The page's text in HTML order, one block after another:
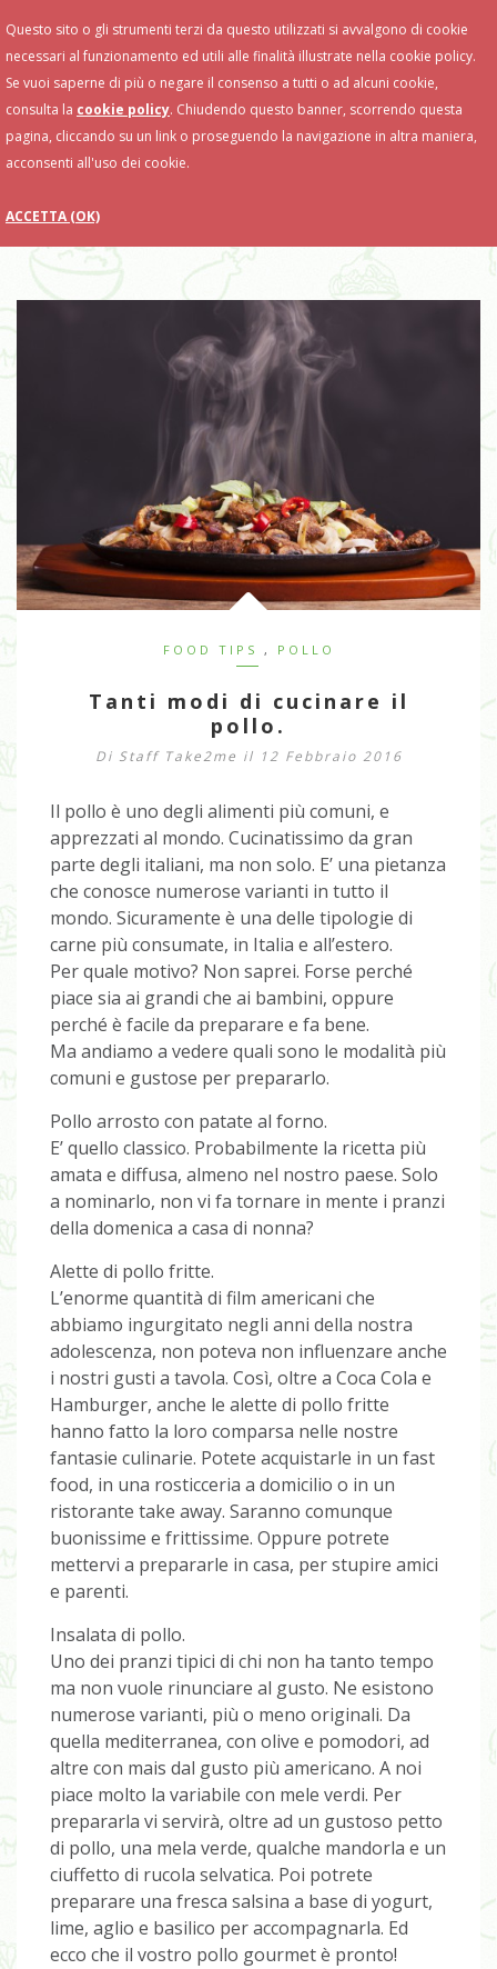
Toggle
Navigation
FOOD TIPS , POLLO
Tanti modi di cucinare il
pollo.
Di Staff Take2me il 12 Febbraio 2016
Il pollo è uno degli alimenti più comuni, e
apprezzati al mondo. Cucinatissimo da gran
parte degli italiani, ma non solo. E’ una pietanza
che conosce numerose varianti in tutto il
mondo. Sicuramente è una delle tipologie di
carne più consumate, in Italia e all’estero.
Per quale motivo? Non saprei. Forse perché
piace sia ai grandi che ai bambini, oppure
perché è facile da preparare e fa bene.
Ma andiamo a vedere quali sono le modalità più
comuni e gustose per prepararlo.
Pollo arrosto con patate al forno.
E’ quello classico. Probabilmente la ricetta più
amata e diffusa, almeno nel nostro paese. Solo
a nominarlo, non vi fa tornare in mente i pranzi
della domenica a casa di nonna?
Alette di pollo fritte.
L’enorme quantità di film americani che
abbiamo ingurgitato negli anni della nostra
adolescenza, non poteva non influenzare anche
i nostri gusti a tavola. Così, oltre a Coca Cola e
Hamburger, anche le alette di pollo fritte
hanno fatto la loro comparsa nelle nostre
fantasie culinarie. Potete acquistarle in un fast
food, in una rosticceria a domicilio o in un
ristorante take away. Saranno comunque
buonissime e frittissime. Oppure potrete
mettervi a prepararle in casa, per stupire amici
e parenti.
Insalata di pollo.
Uno dei pranzi tipici di chi non ha tanto tempo
ma non vuole rinunciare al gusto. Ne esistono
numerose varianti, più o meno originali. Da
quella mediterranea, con olive e pomodori, ad
altre con mais dal gusto più americano. A noi
piace molto la variabile con mele verdi. Per
prepararla vi servirà, oltre ad un gustoso petto
di pollo, una mela verde, qualche mandorla e un
ciuffetto di rucola selvatica. Poi potrete
preparare una fresca salsina a base di yogurt,
lime, aglio e basilico per accompagnarla. Ed
ecco che il vostro pollo gourmet è pronto!
Questo sito o gli strumenti terzi da questo utilizzati si avvalgono di cookie
necessari al funzionamento ed utili alle finalità illustrate nella cookie policy.
Se vuoi saperne di più o negare il consenso a tutti o ad alcuni cookie,
consulta la cookie policy. Chiudendo questo banner, scorrendo questa
pagina, cliccando su un link o proseguendo la navigazione in altra maniera,
acconsenti all'uso dei cookie.
ACCETTA (OK)